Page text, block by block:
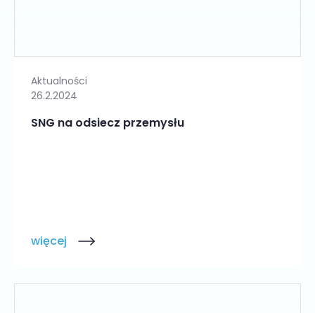
Aktualności
26.2.2024
SNG na odsiecz przemysłu
więcej